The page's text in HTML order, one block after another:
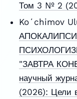
Том 3 № 2
Koʻchimov
"ЗАВТРА
научный
(2026): Цели